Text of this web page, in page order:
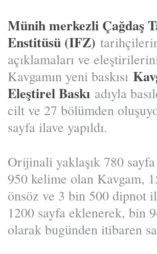
Münih merkezli Çağdaş
Enstitüsü (IFZ)
açıklamaları ve
Kavgamın yeni baskısı
Eleştirel Baskı adıyla
cilt ve 27 bölümden
sayfa ilave yapıldı.
Orijinali yaklaşık 780
950 kelime olan Kavgam,
önsöz ve 3 bin 500 dipnot
1200 sayfa eklenerek, bin
olarak bugünden itibaren